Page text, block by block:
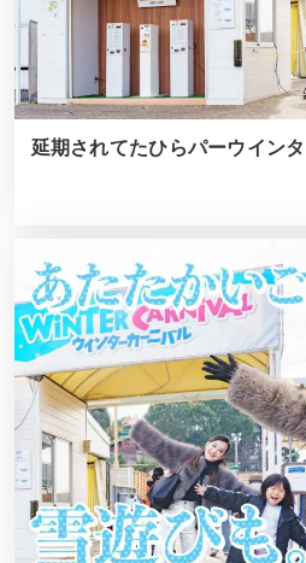
延期されてたひらパーウイン